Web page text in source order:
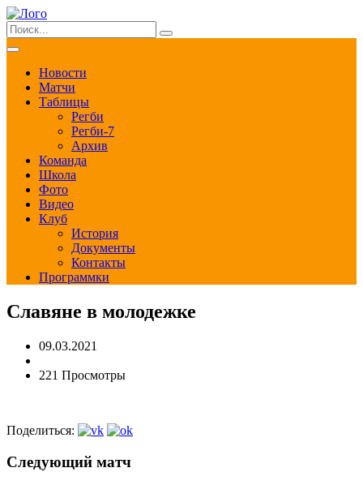
Новости
Матчи
Таблицы
Регби
Регби-7
Архив
Команда
Школа
Фото
Видео
Клуб
История
Документы
Контакты
Программки
Славяне в молодежке
09.03.2021
221 Просмотры
Поделиться:
Следующий матч